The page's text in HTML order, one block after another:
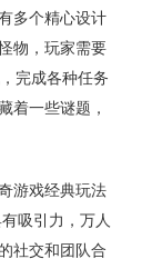
多个精心设计
物，玩家需要
完成各种任务
着一些谜题，
游戏经典玩法
吸引力，万人
社交和团队合